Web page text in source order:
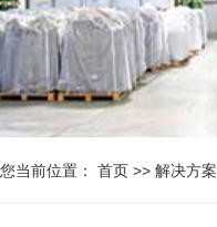
您当前位置： 首页 >> 解决方案